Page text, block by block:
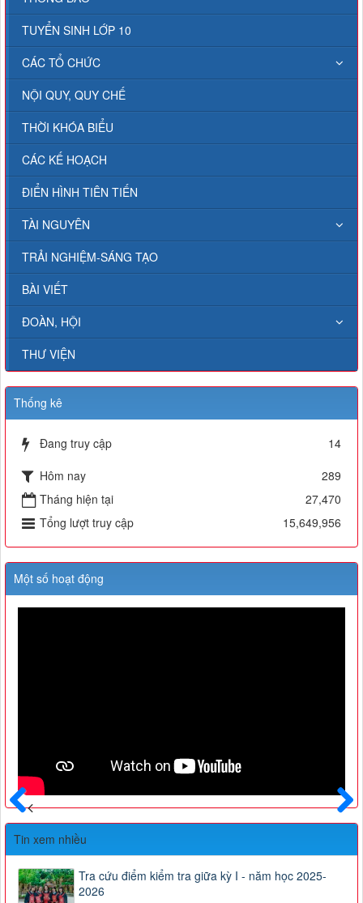
TUYỂN SINH LỚP 10
CÁC TỔ CHỨC
NỘI QUY, QUY CHẾ
THỜI KHÓA BIỂU
CÁC KẾ HOẠCH
ĐIỂN HÌNH TIÊN TIẾN
TÀI NGUYÊN
TRẢI NGHIỆM-SÁNG TẠO
BÀI VIẾT
ĐOÀN, HỘI
THƯ VIỆN
Thống kê
Đang truy cập
14
Hôm nay
289
Tháng hiện tại
27,470
Tổng lượt truy cập
15,649,956
Một số hoạt động
Sau
Trước
Tin xem nhiều
Tra cứu điểm kiểm tra giữa kỳ I - năm học 2025-
2026